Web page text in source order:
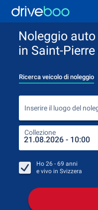
Noleggio auto
in Saint-
Ricerca veicolo di noleggio
Inserire il luogo del
Collezione
Ho 26 - 69 anni
e vivo in Svizzera